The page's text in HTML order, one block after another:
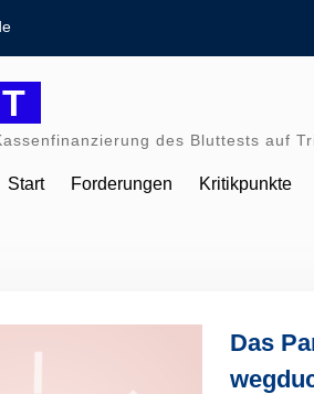
des Bluttests auf
Start Forderungen Kritikpunkte
Das